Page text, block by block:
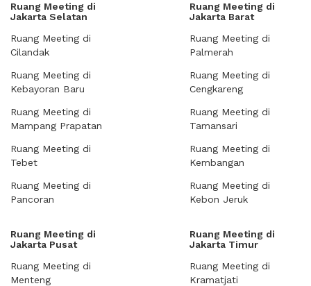
Ruang Meeting di
Jakarta Selatan
Ruang Meeting di
Cilandak
Ruang Meeting di
Kebayoran Baru
Ruang Meeting di
Mampang Prapatan
Ruang Meeting di
Tebet
Ruang Meeting di
Pancoran
Ruang Meeting di
Jakarta Barat
Ruang Meeting di
Palmerah
Ruang Meeting di
Cengkareng
Ruang Meeting di
Tamansari
Ruang Meeting di
Kembangan
Ruang Meeting di
Kebon Jeruk
Ruang Meeting di
Jakarta Pusat
Ruang Meeting di
Menteng
Ruang Meeting di
Jakarta Timur
Ruang Meeting di
Kramatjati